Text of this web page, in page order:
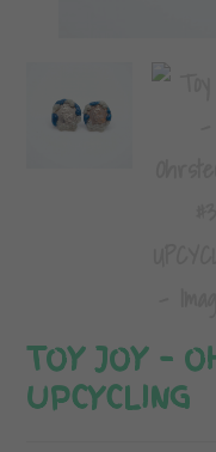
TOY JOY –
UPCYCLING